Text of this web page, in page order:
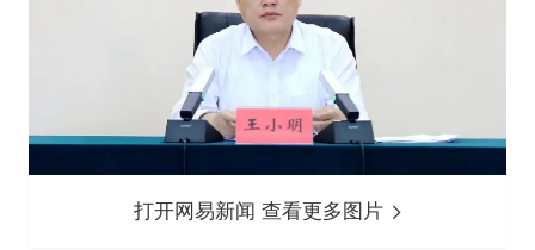
打开网易新闻 查看更多图片